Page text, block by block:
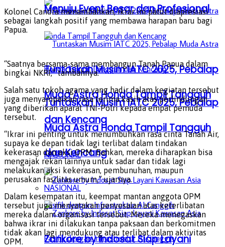
Tuntaskan Musim IATC 2025, Pebalap
Muda Astra Honda Tampil Tangguh
dan Kencang
NASIONAL
Zankore by Indosat Siap Layani
Menuju Event Besar dan Profesional
Tuntaskan Musim IATC 2025, Pebalap
Muda Astra Honda Tampil Tangguh
dan Kencang
NASIONAL
Kolonel Candra menambahkan, ikrar ini patut diapresiasi
sebagai langkah positif yang membawa harapan baru bagi
Papua.
“Saatnya bersama-sama membangun Tanah Papua dalam
bingkai NKRI,” tambahnya.
Salah satu tokoh agama yang hadir dalam kegiatan tersebut
juga menyampaikan rasa terima kasih atas perlindungan
yang diberikan aparat TNI-Polri kepada empat pemuda
tersebut.
“Ikrar ini penting untuk menumbuhkan rasa cinta Tanah Air,
supaya ke depan tidak lagi terlibat dalam tindakan
kekerasan dan aksi OPM. Bahkan, mereka diharapkan bisa
mengajak rekan lainnya untuk sadar dan tidak lagi
melakukan aksi kekerasan, pembunuhan, maupun
perusakan fasilitas umum,” ujarnya.
Dalam kesempatan itu, keempat mantan anggota OPM
tersebut juga menyatakan penyesalan atas keterlibatan
mereka dalam organisasi tersebut. Mereka menegaskan
bahwa ikrar ini dilakukan tanpa paksaan dan berkomitmen
tidak akan lagi mendukung atau terlibat dalam aktivitas
OPM.